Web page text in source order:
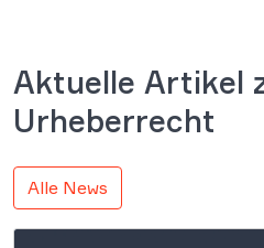
Aktuelle Artikel
Urheberrecht
Alle News